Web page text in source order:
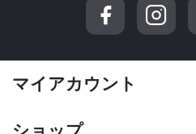
マイアカウント